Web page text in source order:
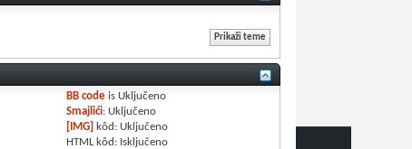
BB code isUključeno
Smajlići: Uključeno
[IMG] kôd: Uključeno
HTML kôd: Isključeno